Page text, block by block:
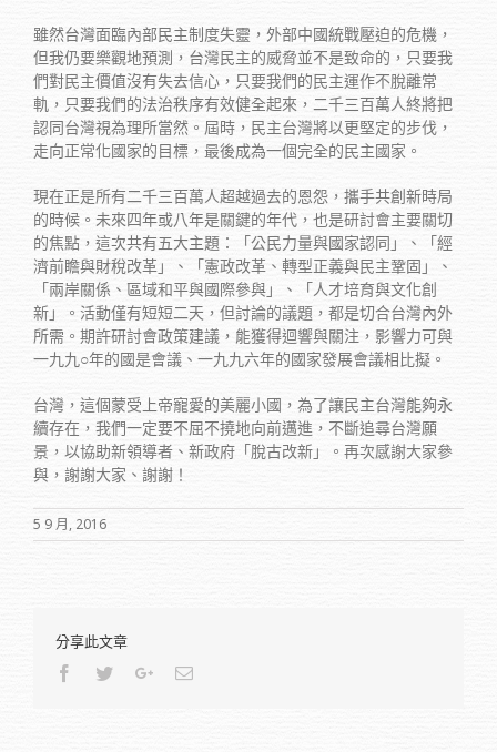
雖然台灣面臨內部民主制度失靈，外部中國統戰壓迫的危機，
但我仍要樂觀地預測，台灣民主的威脅並不是致命的，只要我
們對民主價值沒有失去信心，只要我們的民主運作不脫離常
軌，只要我們的法治秩序有效健全起來，二千三百萬人終將把
認同台灣視為理所當然。屆時，民主台灣將以更堅定的步伐，
走向正常化國家的目標，最後成為一個完全的民主國家。
現在正是所有二千三百萬人超越過去的恩怨，攜手共創新時局
的時候。未來四年或八年是關鍵的年代，也是研討會主要關切
的焦點，這次共有五大主題：「公民力量與國家認同」、「經
濟前瞻與財稅改革」、「憲政改革、轉型正義與民主鞏固」、
「兩岸關係、區域和平與國際參與」、「人才培育與文化創
新」。活動僅有短短二天，但討論的議題，都是切合台灣內外
所需。期許研討會政策建議，能獲得迴響與關注，影響力可與
一九九○年的國是會議、一九九六年的國家發展會議相比擬。
台灣，這個蒙受上帝寵愛的美麗小國，為了讓民主台灣能夠永
續存在，我們一定要不屈不撓地向前邁進，不斷追尋台灣願
景，以協助新領導者、新政府「脫古改新」。再次感謝大家參
與，謝謝大家、謝謝！
5 9 月, 2016
分享此文章
Facebook
TwitterGoogle+Email